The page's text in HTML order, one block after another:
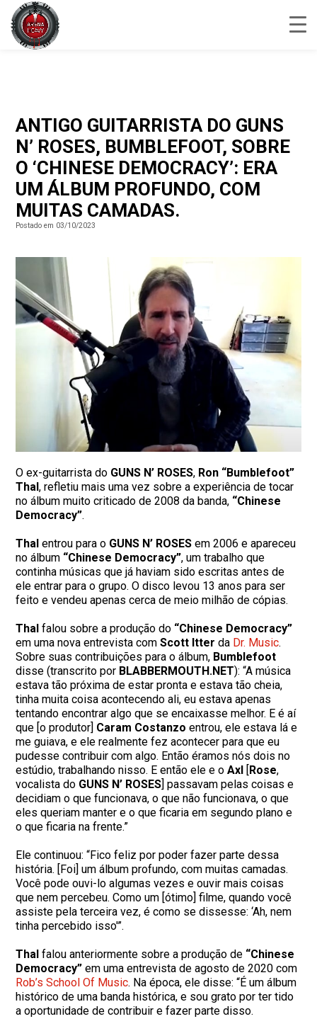
ANTIGO GUITARRISTA DO GUNS
N’ ROSES, BUMBLEFOOT, SOBRE
O ‘CHINESE DEMOCRACY’: ERA
UM ÁLBUM PROFUNDO, COM
MUITAS CAMADAS.
Postado em 03/10/2023
O ex-guitarrista do GUNS N’ ROSES, Ron “Bumblefoot”
Thal, refletiu mais uma vez sobre a experiência de tocar
no álbum muito criticado de 2008 da banda, “Chinese
Democracy”.
Thal entrou para o GUNS N’ ROSES em 2006 e apareceu
no álbum “Chinese Democracy”, um trabalho que
continha músicas que já haviam sido escritas antes de
ele entrar para o grupo. O disco levou 13 anos para ser
feito e vendeu apenas cerca de meio milhão de cópias.
Thal falou sobre a produção do “Chinese Democracy”
em uma nova entrevista comScott Itter da Dr. Music.
Sobre suas contribuições para o álbum, Bumblefoot
disse (transcrito por BLABBERMOUTH.NET): “A música
estava tão próxima de estar pronta e estava tão cheia,
tinha muita coisa acontecendo ali, eu estava apenas
tentando encontrar algo que se encaixasse melhor. E é aí
que [o produtor] Caram Costanzo entrou, ele estava lá e
me guiava, e ele realmente fez acontecer para que eu
pudesse contribuir com algo. Então éramos nós dois no
estúdio, trabalhando nisso. E então ele e oAxl [Rose,
vocalista do GUNS N’ ROSES] passavam pelas coisas e
decidiam o que funcionava, o que não funcionava, o que
eles queriam manter e o que ficaria em segundo plano e
o que ficaria na frente.”
Ele continuou: “Fico feliz por poder fazer parte dessa
história. [Foi] um álbum profundo, com muitas camadas.
Você pode ouvi-lo algumas vezes e ouvir mais coisas
que nem percebeu. Como um [ótimo] filme, quando você
assiste pela terceira vez, é como se dissesse: ‘Ah, nem
tinha percebido isso'”.
Thal falou anteriormente sobre a produção de “Chinese
Democracy” em uma entrevista de agosto de 2020 com
Rob’s School Of Music. Na época, ele disse: “É um álbum
histórico de uma banda histórica, e sou grato por ter tido
a oportunidade de contribuir e fazer parte disso.